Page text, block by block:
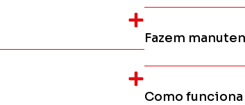
Fazem
Como